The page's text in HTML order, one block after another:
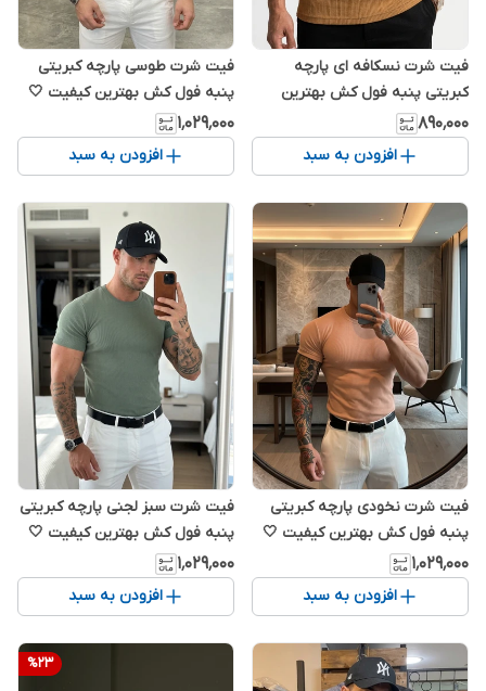
فیت شرت نسکافه ای پارچه
کبریتی پنبه فول کش بهترین
کیفیت 🤍✅
۸۹۰٬۰۰۰
افزودن به سبد
فیت شرت طوسی پارچه کبریتی
پنبه فول کش بهترین کیفیت 🤍
✅
۱٬۰۲۹٬۰۰۰
افزودن به سبد
فیت شرت نخودی پارچه کبریتی
پنبه فول کش بهترین کیفیت 🤍
✅
۱٬۰۲۹٬۰۰۰
افزودن به سبد
فیت شرت سبز لجنی پارچه کبریتی
پنبه فول کش بهترین کیفیت 🤍
✅
۱٬۰۲۹٬۰۰۰
افزودن به سبد
%23